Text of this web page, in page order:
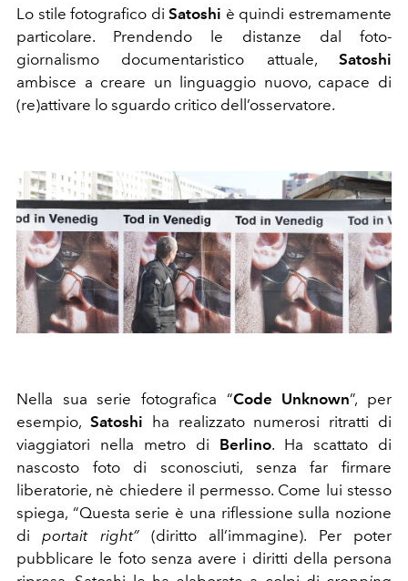
Lo stile fotografico diSatoshi è quindi estremamente
particolare. Prendendo le distanze dal foto-
giornalismo documentaristico attuale, Satoshi
ambisce a creare un linguaggio nuovo, capace di
(re)attivare lo sguardo critico dell’osservatore.
Nella sua serie fotografica “Code Unknown”, per
esempio, Satoshi ha realizzato numerosi ritratti di
viaggiatori nella metro di Berlino. Ha scattato di
nascosto foto di sconosciuti, senza far firmare
liberatorie, nè chiedere il permesso. Come lui stesso
spiega, “Questa serie è una riflessione sulla nozione
di portait right”(diritto all’immagine). Per poter
pubblicare le foto senza avere i diritti della persona